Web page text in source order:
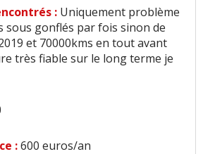
et relances:14aiment 8
:4aiment 2n'aiment pas
: Uniquement problème
sous gonflés par fois sinon de
et 70000kms en tout avant
très fiable sur le long terme je
:600 euros/an